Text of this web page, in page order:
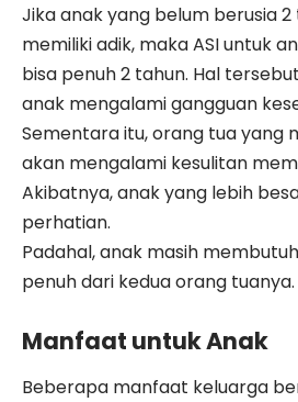
Jika anak yang belum berusia
memiliki adik, maka ASI untuk
bisa penuh 2 tahun. Hal
anak mengalami gangguan
Sementara itu, orang tua yang
akan mengalami kesulitan
Akibatnya, anak yang lebih
perhatian.
Padahal, anak masih
penuh dari kedua orang tuanya.
Manfaat untuk Anak
Beberapa manfaat keluarga